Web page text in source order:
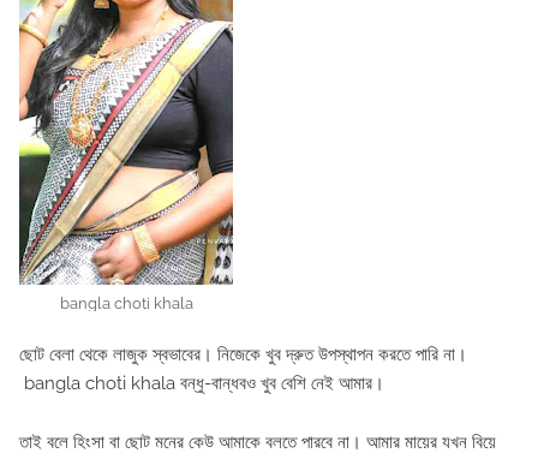
bangla choti khala
ছোট বেলা থেকে লাজুক স্বভাবের। নিজেকে খুব দ্রুত উপস্থাপন করতে পারি না।
bangla choti khala বন্ধু-বান্ধবও খুব বেশি নেই আমার।
তাই বলে হিংসা বা ছোট মনের কেউ আমাকে বলতে পারবে না। আমার মায়ের যখন বিয়ে